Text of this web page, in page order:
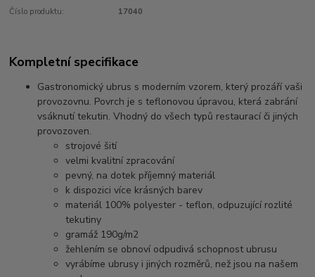
Číslo produktu: 17040
Kompletní specifikace
Gastronomický ubrus s moderním vzorem, který prozáří vaši
provozovnu. Povrch je s teflonovou úpravou, která zabrání
vsáknutí tekutin. Vhodný do všech typů restaurací či jiných
provozoven.
strojové šití
velmi kvalitní zpracování
pevný, na dotek příjemný materiál
k dispozici více krásných barev
materiál 100% polyester - teflon, odpuzující rozlité
tekutiny
gramáž 190g/m2
žehlením se obnoví odpudivá schopnost ubrusu
vyrábíme ubrusy i jiných rozměrů, než jsou na našem